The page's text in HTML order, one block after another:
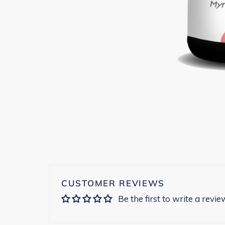
CUSTOMER REVIEWS
Be the first to write a